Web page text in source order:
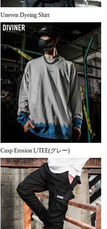
Uneven Dyeing Shirt
Cusp Erosion L/TEE(グレー)